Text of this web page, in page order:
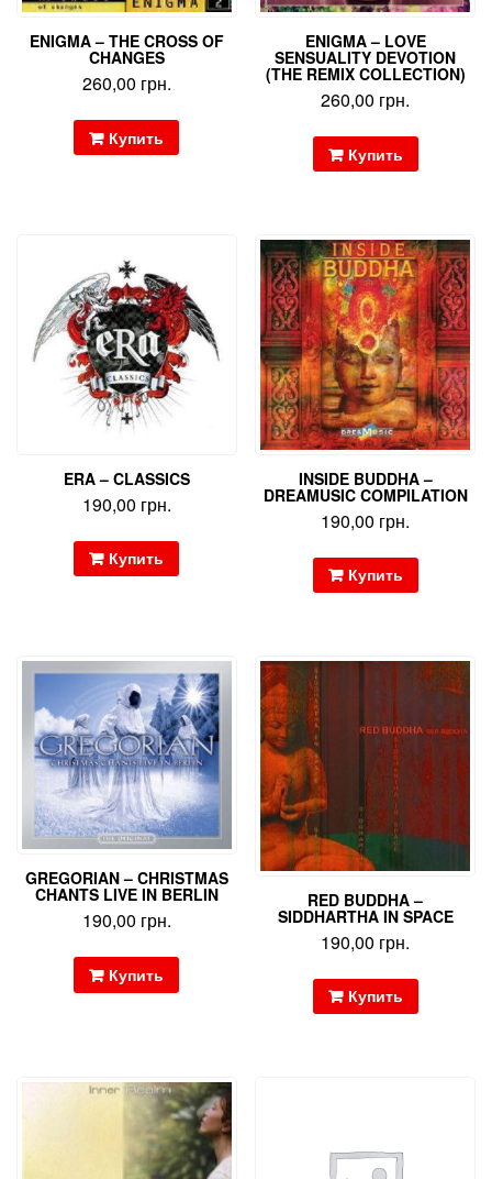
ENIGMA – THE CROSS OF
CHANGES
260,00 грн.
Купить
ENIGMA – LOVE
SENSUALITY DEVOTION
(THE REMIX COLLECTION)
260,00 грн.
Купить
ERA – CLASSICS
190,00 грн.
Купить
INSIDE BUDDHA –
DREAMUSIC COMPILATION
190,00 грн.
Купить
GREGORIAN – CHRISTMAS
CHANTS LIVE IN BERLIN
190,00 грн.
Купить
RED BUDDHA –
SIDDHARTHA IN SPACE
190,00 грн.
Купить